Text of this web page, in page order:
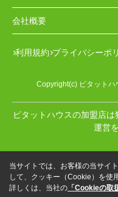
会社概要
利用規約 プライバシーポ
Copyright(c) ピタット
ピタットハウスの加盟店
運営
当サイトでは、お客様の当サイ
して、クッキー（Cookie）を使
詳しくは、当社の 「Cookieの取